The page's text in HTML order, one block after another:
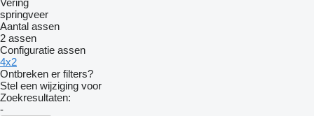
Vering
springveer
Aantal assen
2 assen
Configuratie assen
4x2
Ontbreken er filters?
Stel een wijziging voor
Zoekresultaten:
-